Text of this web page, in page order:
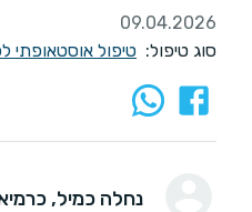
09.04.2026
סוג טיפול: טיפול אוסטאופתי
נחלה כמיל,